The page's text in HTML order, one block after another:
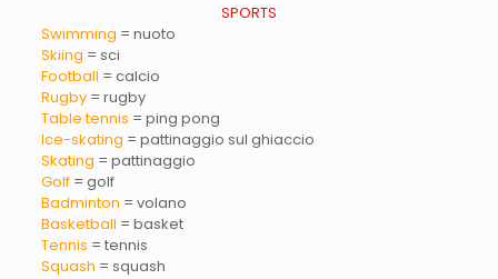
SPORTS
Swimming = nuoto
Skiing = sci
Football = calcio
Rugby = rugby
Table tennis = ping pong
Ice-skating = pattinaggio sul ghiaccio
Skating = pattinaggio
Golf = golf
Badminton = volano
Basketball = basket
Tennis = tennis
Squash = squash